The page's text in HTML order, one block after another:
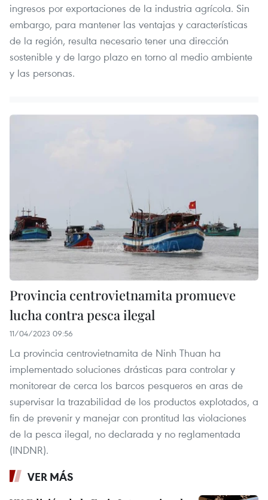
ingresos por exportaciones de la industria agrícola. Sin
embargo, para mantener las ventajas y características
de la región, resulta necesario tener una dirección
sostenible y de largo plazo en torno al medio ambiente
y las personas.
Provincia centrovietnamita promueve
lucha contra pesca ilegal
11/04/2023 09:56
La provincia centrovietnamita de Ninh Thuan ha
implementado soluciones drásticas para controlar y
monitorear de cerca los barcos pesqueros en aras de
supervisar la trazabilidad de los productos explotados, a
fin de prevenir y manejar con prontitud las violaciones
de la pesca ilegal, no declarada y no reglamentada
(INDNR).
VER MÁS